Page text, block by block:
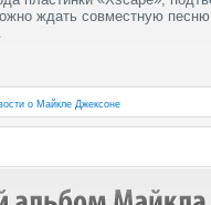
ждать совместную песню
о Майкле Джексоне